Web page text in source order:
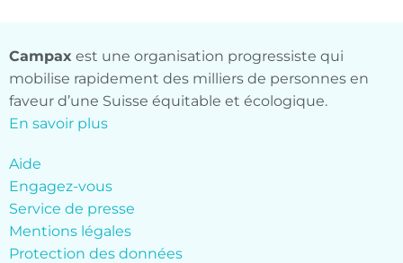
Campax est une organisation progressiste qui
mobilise rapidement des milliers de personnes en
faveur d’une Suisse équitable et écologique.
En savoir plus
Aide
Engagez-vous
Service de presse
Mentions légales
Protection des données